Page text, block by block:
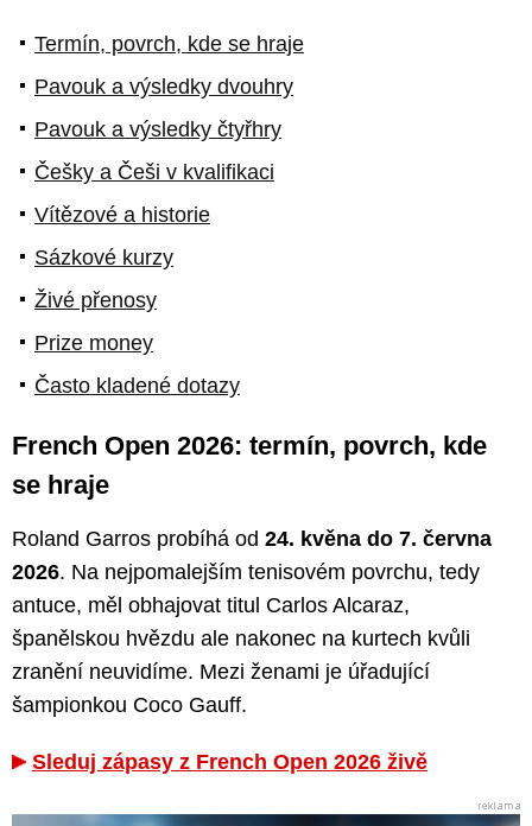
Termín, povrch, kde se hraje
Pavouk a výsledky dvouhry
Pavouk a výsledky čtyřhry
Češky a Češi v kvalifikaci
Vítězové a historie
Sázkové kurzy
Živé přenosy
Prize money
Často kladené dotazy
French Open 2026: termín, povrch, kde
se hraje
Roland Garros probíhá od 24. kvěna do 7. června
2026. Na nejpomalejším tenisovém povrchu, tedy
antuce, měl obhajovat titul Carlos Alcaraz,
španělskou hvězdu ale nakonec na kurtech kvůli
zranění neuvidíme. Mezi ženami je úřadující
šampionkou Coco Gauff.
Sleduj zápasy z French Open 2026 živě